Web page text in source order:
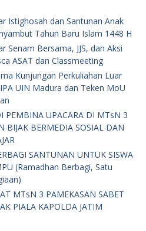
Istighosah dan Santunan Anak
Tahun Baru Islam 1448 H
Senam Bersama, JJS, dan Aksi
ASAT dan Classmeeting
Kunjungan Perkuliahan Luar
UIN Madura dan Teken MoU
PEMBINA UPACARA DI MTsN 3
BIJAK BERMEDIA SOSIAL DAN
SANTUNAN UNTUK SISWA
(Ramadhan Berbagi, Satu
MTsN 3 PAMEKASAN SABET
PIALA KAPOLDA JATIM